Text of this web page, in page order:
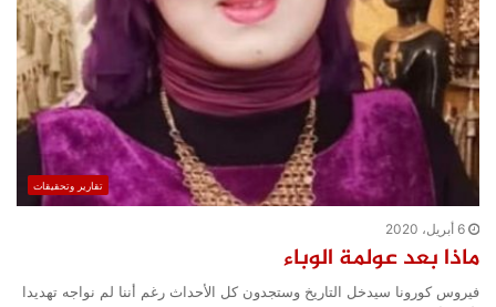
تقارير وتحقيقات
6 أبريل، 2020
ماذا بعد عولمة الوباء
فيروس كورونا سيدخل التاريخ وستجدون كل الأحداث رغم أننا لم نواجه تهديدا